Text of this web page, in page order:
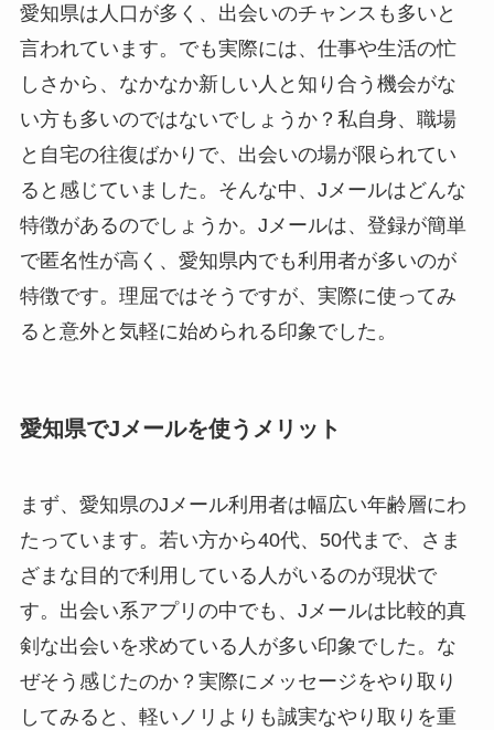
愛知県は人口が多く、出会いのチャンスも多いと
言われています。でも実際には、仕事や生活の忙
しさから、なかなか新しい人と知り合う機会がな
い方も多いのではないでしょうか？私自身、職場
と自宅の往復ばかりで、出会いの場が限られてい
ると感じていました。そんな中、Jメールはどんな
特徴があるのでしょうか。Jメールは、登録が簡単
で匿名性が高く、愛知県内でも利用者が多いのが
特徴です。理屈ではそうですが、実際に使ってみ
ると意外と気軽に始められる印象でした。
愛知県でJメールを使うメリット
まず、愛知県のJメール利用者は幅広い年齢層にわ
たっています。若い方から40代、50代まで、さま
ざまな目的で利用している人がいるのが現状で
す。出会い系アプリの中でも、Jメールは比較的真
剣な出会いを求めている人が多い印象でした。な
ぜそう感じたのか？実際にメッセージをやり取り
してみると、軽いノリよりも誠実なやり取りを重